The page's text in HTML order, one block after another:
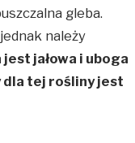
gleba.
należy
jałowa i uboga
dla tej rośliny jest